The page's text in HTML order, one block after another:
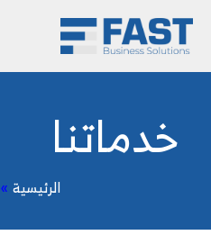
خدماتنا
الرئيسية »